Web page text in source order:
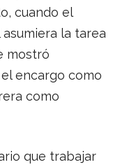
cuando el
la tarea
mostró
encargo como
como
que trabajar